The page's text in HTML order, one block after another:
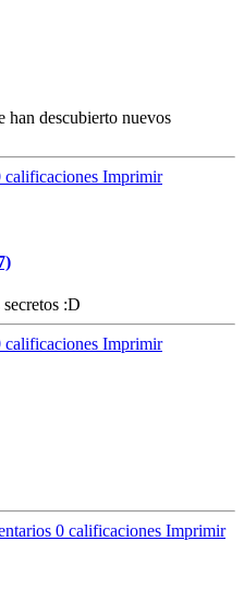
han descubierto nuevos
calificaciones Imprimir
:D
calificaciones Imprimir
0 calificaciones Imprimir